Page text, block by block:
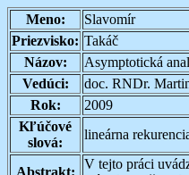
Meno:
Slavomír
Priezvisko: Takáč
Názov:
Asymptotická
Vedúci:
doc. RNDr.
Rok:
2009
Kľúčové
slová:
lineárna
Abstrakt:
V tejto práci